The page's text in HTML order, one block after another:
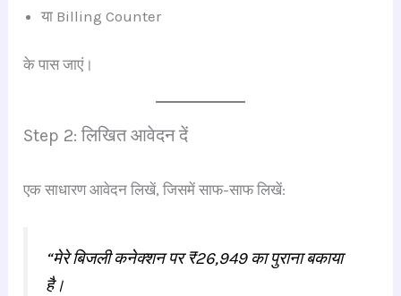
या Billing Counter
के पास जाएं।
Step 2: लिखित आवेदन दें
एक साधारण आवेदन लिखें, जिसमें साफ-साफ लिखें:
“मेरे बिजली कनेक्शन पर ₹26,949 का पुराना बकाया
है।